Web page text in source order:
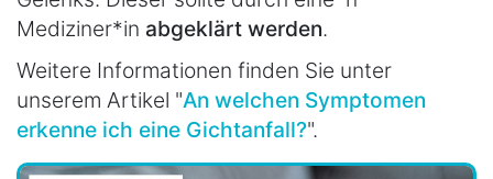
Mediziner*in abgeklärt werden.
Weitere Informationen finden Sie unter
unserem Artikel "An welchen Symptomen
erkenne ich eine Gichtanfall?".